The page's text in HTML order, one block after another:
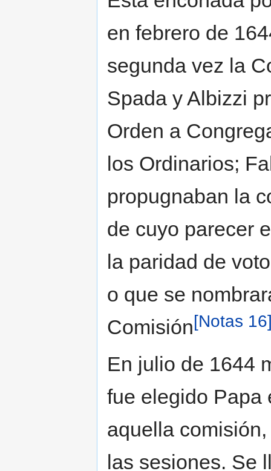
en febrero de
segunda vez la
Spada y Albizzi
Orden a
los Ordinarios;
propugnaban la
de cuyo parecer
la paridad de
o que se
Comisión[Notas
En julio de 1644
fue elegido Papa
aquella
las sesiones. Se